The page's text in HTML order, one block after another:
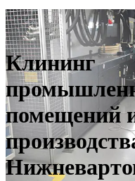
Клининг
помещений